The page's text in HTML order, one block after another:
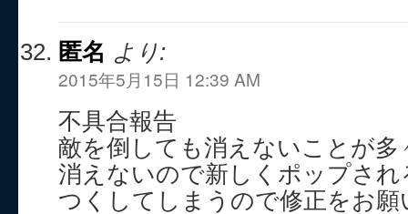
匿名 より:
2015年5月15日 12:39 AM
不具合報告
敵を倒しても消えないことが多
消えないので新しくポップさ
つくしてしまうので修正をお